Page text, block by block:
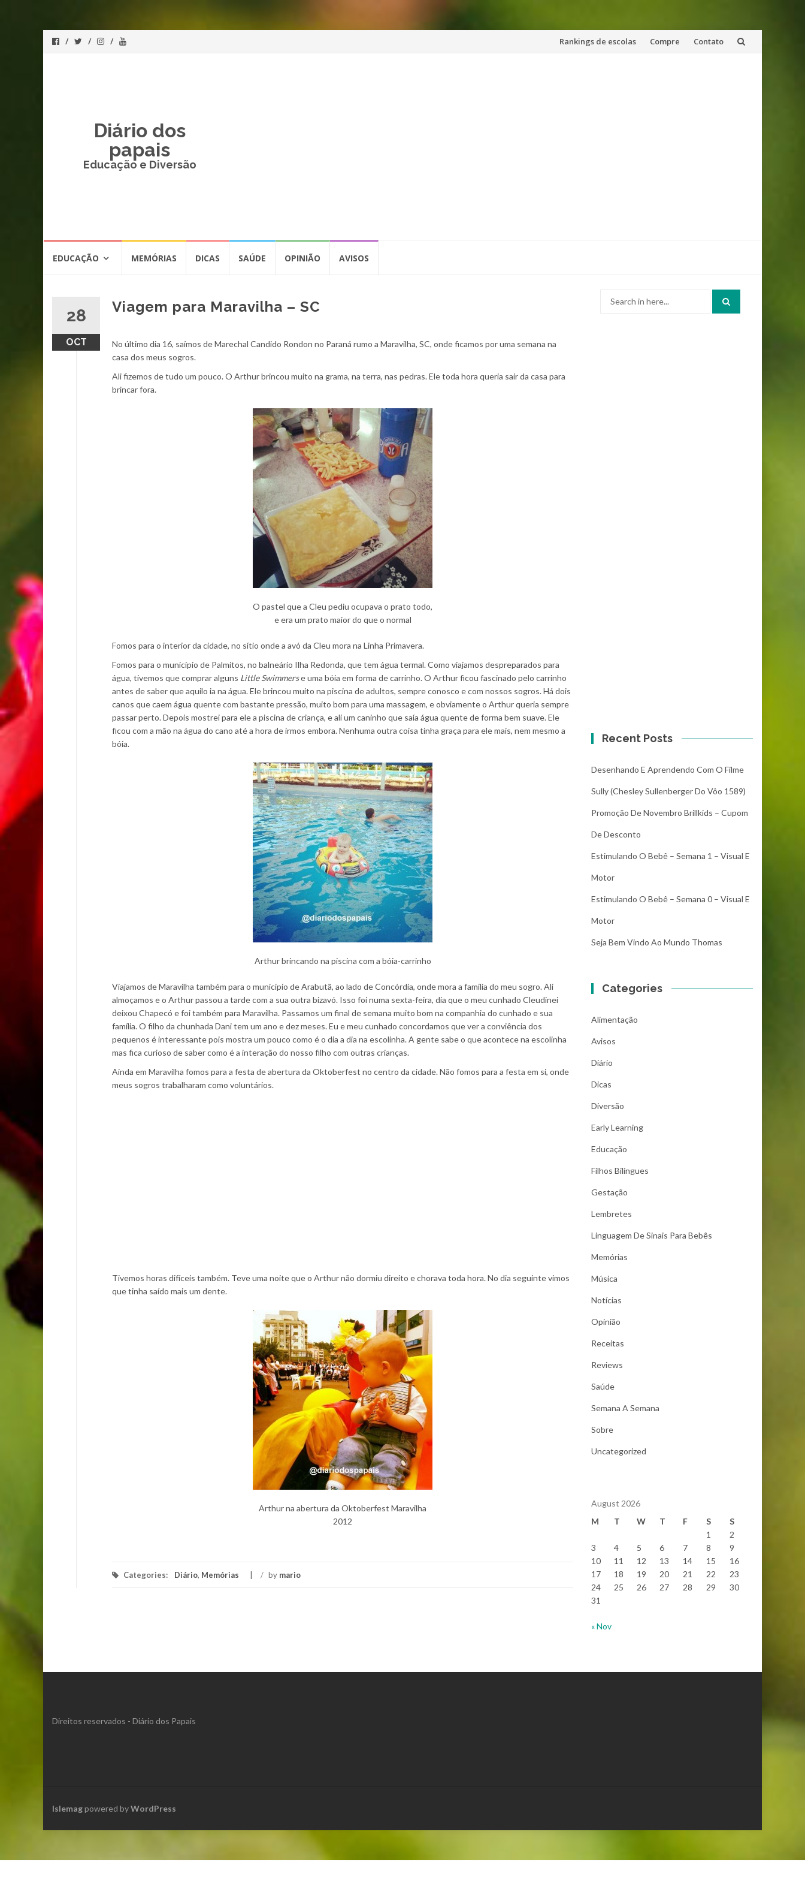
Skip
Rankings de escolas Compre Contato
Diário dos
papais
Educação e Diversão
EDUCAÇÃO MEMÓRIAS DICAS SAÚDE OPINIÃO AVISOS
28
OCT
Viagem para Maravilha – SC
No último dia 16, saímos de Marechal Candido Rondon no Paraná rumo a Maravilha, SC, onde ficamos por uma semana na
casa dos meus sogros.
Ali fizemos de tudo um pouco. O Arthur brincou muito na grama, na terra, nas pedras. Ele toda hora queria sair da casa para
brincar fora.
O pastel que a Cleu pediu ocupava o prato todo,
e era um prato maior do que o normal
Fomos para o interior da cidade, no sítio onde a avó da Cleu mora na Linha Primavera.
Fomos para o município de Palmitos, no balneário Ilha Redonda, que tem água termal. Como viajamos despreparados para
água, tivemos que comprar alguns Little Swimmerse uma bóia em forma de carrinho. O Arthur ficou fascinado pelo carrinho
antes de saber que aquilo ia na água. Ele brincou muito na piscina de adultos, sempre conosco e com nossos sogros. Há dois
canos que caem água quente com bastante pressão, muito bom para uma massagem, e obviamente o Arthur queria sempre
passar perto. Depois mostrei para ele a piscina de criança, e ali um caninho que saía água quente de forma bem suave. Ele
ficou com a mão na água do cano até a hora de irmos embora. Nenhuma outra coisa tinha graça para ele mais, nem mesmo a
bóia.
Arthur brincando na piscina com a bóia-carrinho
Viajamos de Maravilha também para o município de Arabutã, ao lado de Concórdia, onde mora a família do meu sogro. Ali
almoçamos e o Arthur passou a tarde com a sua outra bizavó. Isso foi numa sexta-feira, dia que o meu cunhado Cleudinei
deixou Chapecó e foi também para Maravilha. Passamos um final de semana muito bom na companhia do cunhado e sua
família. O filho da chunhada Dani tem um ano e dez meses. Eu e meu cunhado concordamos que ver a conviência dos
pequenos é interessante pois mostra um pouco como é o dia a dia na escolinha. A gente sabe o que acontece na escolinha
mas fica curioso de saber como é a interação do nosso filho com outras crianças.
Ainda em Maravilha fomos para a festa de abertura da Oktoberfest no centro da cidade. Não fomos para a festa em si, onde
meus sogros trabalharam como voluntários.
Tivemos horas difíceis também. Teve uma noite que o Arthur não dormiu direito e chorava toda hora. No dia seguinte vimos
que tinha saído mais um dente.
Arthur na abertura da Oktoberfest Maravilha
2012
Categories: Diário, Memórias / by mario
Recent Posts
Desenhando E Aprendendo Com O Filme
Sully (Chesley Sullenberger Do Vôo 1589)
Promoção De Novembro Brillkids – Cupom
De Desconto
Estimulando O Bebê – Semana 1 – Visual E
Motor
Estimulando O Bebê – Semana 0 – Visual E
Motor
Seja Bem Vindo Ao Mundo Thomas
Categories
Alimentação
Avisos
Diário
Dicas
Diversão
Early Learning
Educação
Filhos Bilíngues
Gestação
Lembretes
Linguagem De Sinais Para Bebês
Memórias
Música
Notícias
Opinião
Receitas
Reviews
Saúde
Semana A Semana
Sobre
Uncategorized
August 2026
M
T W T F S
S
1
2
3
4 5 6 7 8
9
10
11 12 13 14 15
16
17
18 19 20 21 22
23
24
25 26 27 28 29
30
31
« Nov
Direitos reservados - Diário dos Papais
Islemagpowered byWordPress